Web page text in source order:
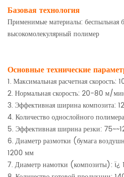
Базовая технология
Применимые материалы: беспыльная
высокомолекулярный полимер
Основные технические
1. Максимальная расчетная
2. Нормальная скорость: 20-80 м/
3. Эффективная ширина композита:
4. Количество однослойного
5. Эффективная ширина резки:
6. Диаметр размотки (бумага
1200 мм
7. Диаметр намотки (композиты):